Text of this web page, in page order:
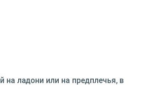
на ладони или на предплечья, в